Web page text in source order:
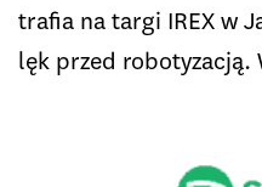
trafia na targi IREX w
lęk przed robotyzacją.